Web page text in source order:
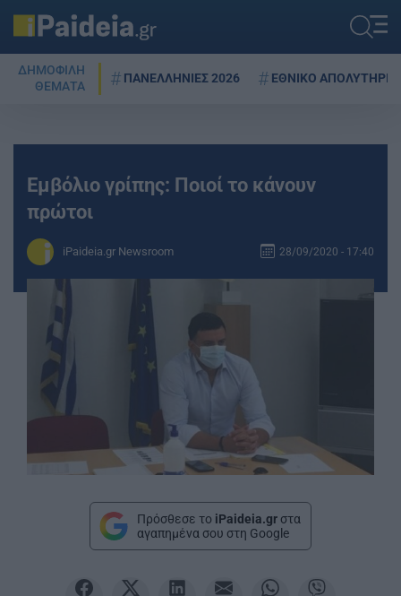
ΔΗΜΟΦΙΛΗ
ΘΕΜΑΤΑ
ΠΑΝΕΛΛΗΝΙΕΣ 2026 ΕΘΝΙΚΟ ΑΠΟΛΥΤΗΡΙΟ
Εμβόλιο γρίπης: Ποιoί το κάνουν
πρώτοι
iPaideia.gr Newsroom 28/09/2020 - 17:40
Πρόσθεσε το iPaideia.gr στα
αγαπημένα σου στη Google